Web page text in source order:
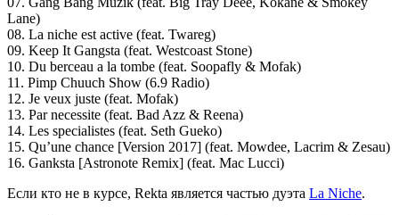
Lane)
08. La niche est active (feat. Twareg)
09. Keep It Gangsta (feat. Westcoast Stone)
10. Du berceau а la tombe (feat. Soopafly & Mofak)
11. Pimp Chuuch Show (6.9 Radio)
12. Je veux juste (feat. Mofak)
13. Par necessite (feat. Bad Azz & Reena)
14. Les specialistes (feat. Seth Gueko)
15. Qu’une chance [Version 2017] (feat. Mowdee, Lacrim & Zesau)
16. Ganksta [Astronote Remix] (feat. Mac Lucci)
Если кто не в курсе, Rekta является частью дуэта La Niche.